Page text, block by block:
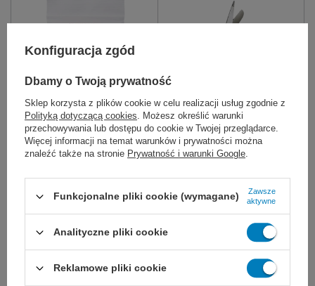
Maska ratownicza
jednorazowa
Maseczka do sztucznego
Dostępny
DO KOSZYKA
Nożyczki opatrunkowe
ESMARCH
opatrunkowe nożyce ratownicze
medycznych, bandaży i
opatrunków. Wielokrotnego
użytku, ze stali nierdzewnej.
Dostępny
WYBIERZ WARIANT
55,00 zł
Konfiguracja zgód
Dbamy o Twoją prywatność
Sklep korzysta z plików cookie w celu realizacji usług zgodnie z
Polityką dotyczącą cookies. Możesz określić warunki
przechowywania lub dostępu do cookie w Twojej przeglądarce.
Więcej informacji na temat warunków i prywatności można
znaleźć także na stronie Prywatność i warunki Google.
Funkcjonalne pliki cookie (wymagane)
Zawsze
aktywne
Analityczne pliki cookie
Reklamowe pliki cookie